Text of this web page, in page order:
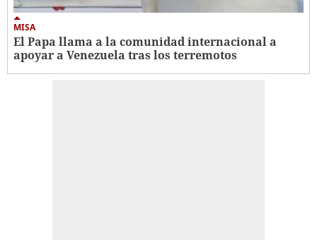
MISA
El Papa llama a la comunidad internacional a
apoyar a Venezuela tras los terremotos